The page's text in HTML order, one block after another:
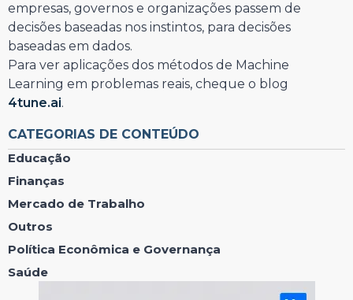
empresas, governos e organizações passem de
decisões baseadas nos instintos, para decisões
baseadas em dados.
Para ver aplicações dos métodos de Machine
Learning em problemas reais, cheque o blog
4tune.ai.
CATEGORIAS DE CONTEÚDO
Educação
Finanças
Mercado de Trabalho
Outros
Política Econômica e Governança
Saúde